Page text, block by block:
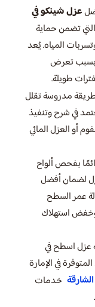
عزل شينكو في
تضمن حماية
المياه. يُعد
بسبب تعرض
طويلة.
مدروسة تقلل
في شرح وتنفيذ
أو العزل المائي
بفحص ألواح
لضمان أفضل
عمر السطح
وخفض استهلاك
عزل اسطح في
في الإمارة
خدمات